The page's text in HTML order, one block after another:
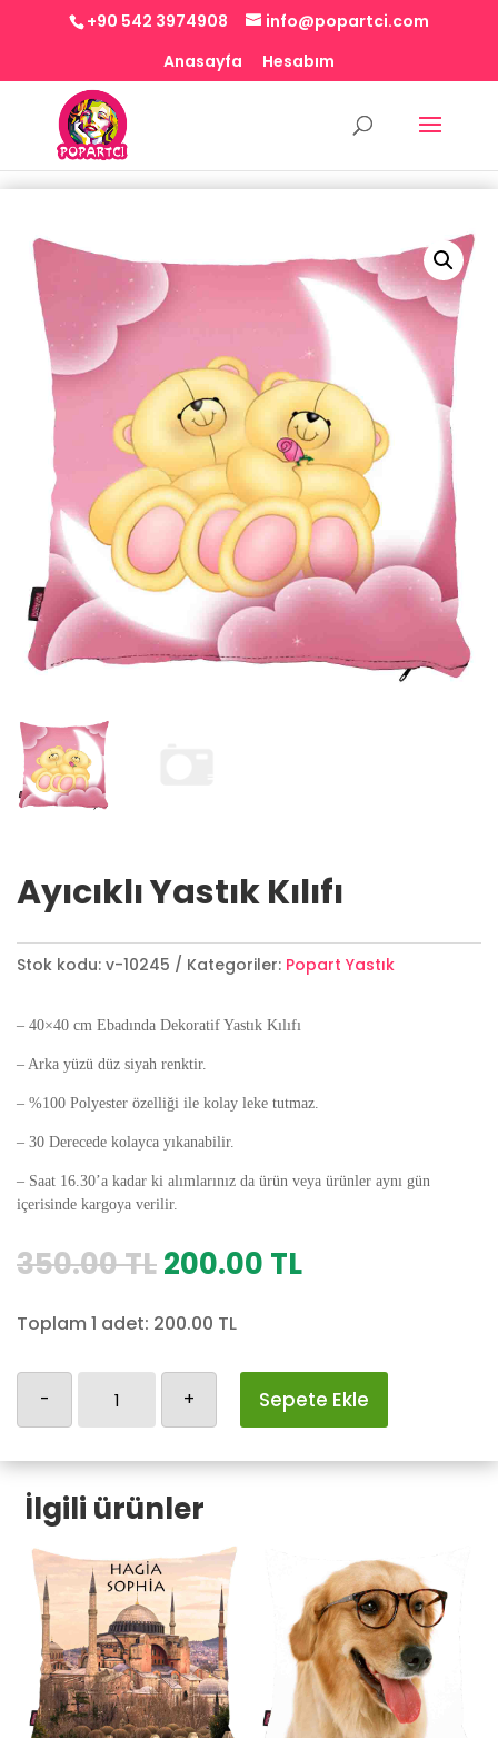
+90 542 3974908
info@popartci.com
Anasayfa
Hesabım
Ayıcıklı Yastık Kılıfı
Stok kodu: v-10245 Kategoriler: Popart Yastık
– 40×40 cm Ebadında Dekoratif Yastık Kılıfı
– Arka yüzü düz siyah renktir.
– %100 Polyester özelliği ile kolay leke tutmaz.
– 30 Derecede kolayca yıkanabilir.
– Saat 16.30’a kadar ki alımlarınız da ürün veya ürünler aynı gün
içerisinde kargoya verilir.
350.00TLOrijinal
350.00 TL.
200.00 TLŞu
Toplam 1 adet: 200.00 TL
-
adet
+ Sepete Ekle
İlgili ürünler